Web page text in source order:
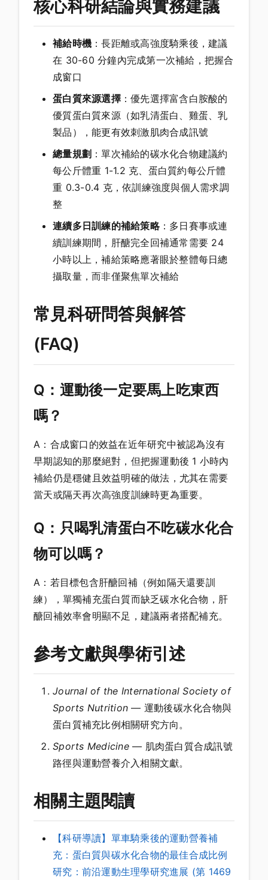
核心科研結論與實務建議
補給時機 ：長距離或高強度騎乘後，建議
在 30-60 分鐘內完成第一次補給，把握合
成窗口
蛋白質來源選擇：優先選擇富含白胺酸的
優質蛋白質來源（如乳清蛋白、雞蛋、乳
製品），能更有效刺激肌肉合成訊號
總量規劃 ：單次補給的碳水化合物建議約
每公斤體重 1-1.2 克、蛋白質約每公斤體
重 0.3-0.4 克，依訓練強度與個人需求調
整
連續多日訓練的補給策略：多日賽事或連
續訓練期間，肝醣完全回補通常需要 24
小時以上，補給策略應著眼於整體每日總
攝取量，而非僅聚焦單次補給
常見科研問答與解答
(FAQ)
Q：運動後一定要馬上吃東西
嗎？
A：合成窗口的效益在近年研究中被認為沒有
早期認知的那麼絕對，但把握運動後 1 小時內
補給仍是穩健且效益明確的做法，尤其在需要
當天或隔天再次高強度訓練時更為重要。
Q：只喝乳清蛋白不吃碳水化合
物可以嗎？
A：若目標包含肝醣回補（例如隔天還要訓
練），單獨補充蛋白質而缺乏碳水化合物，肝
醣回補效率會明顯不足，建議兩者搭配補充。
參考文獻與學術引述
Journal of the International Society of
Sports Nutrition — 運動後碳水化合物與
蛋白質補充比例相關研究方向。
Sports Medicine— 肌肉蛋白質合成訊號
路徑與運動營養介入相關文獻。
相關主題閱讀
【科研導讀】單車騎乘後的運動營養補
充：蛋白質與碳水化合物的最佳合成比例
研究：前沿運動生理學研究進展 (第 1469